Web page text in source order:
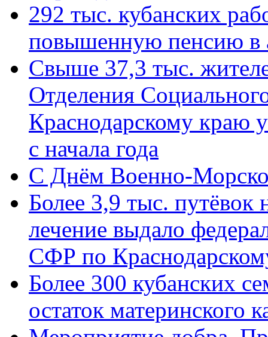
292 тыс. кубанских
повышенную пенсию в
Свыше 37,3 тыс.
Отделения
Краснодарскому краю
с начала года
C Днём Военно-
Более 3,9 тыс. путёвок
лечение выдало
СФР по
Более 300 кубанских
остаток материнского